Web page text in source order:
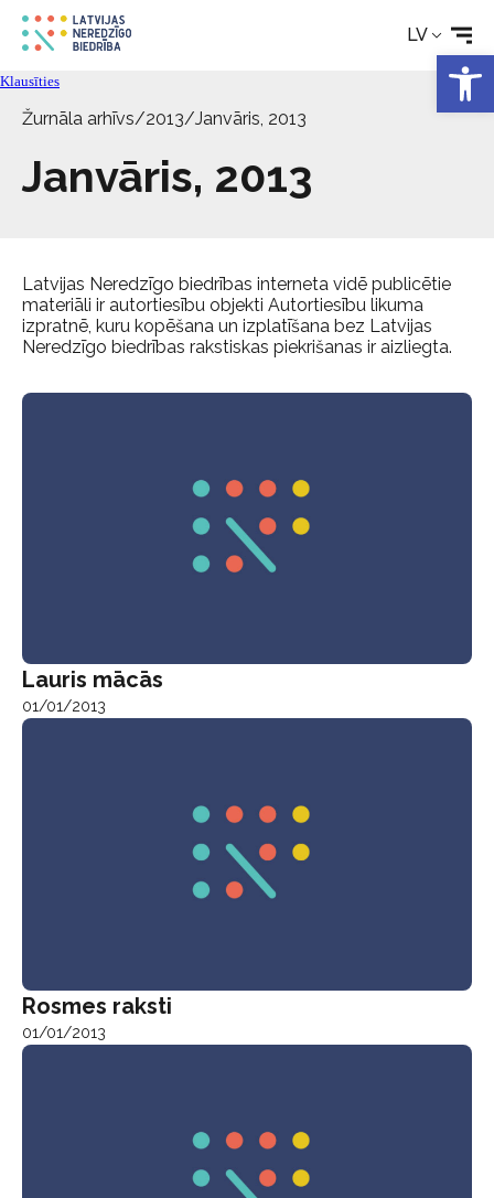
LV
Aktualitātes
Par biedrību
Klausīties
Žurnāla arhīvs/2013/Janvāris, 2013
Janvāris, 2013
Latvijas Neredzīgo biedrības interneta vidē publicētie
materiāli ir autortiesību objekti Autortiesību likuma
izpratnē, kuru kopēšana un izplatīšana bez Latvijas
Neredzīgo biedrības rakstiskas piekrišanas ir aizliegta.
Lauris mācās
01/01/2013
Rosmes raksti
01/01/2013